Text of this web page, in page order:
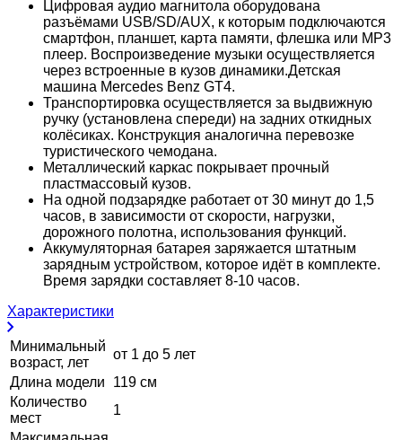
Цифровая аудио магнитола оборудована
разъёмами USB/SD/AUX, к которым подключаются
смартфон, планшет, карта памяти, флешка или МР3
плеер. Воспроизведение музыки осуществляется
через встроенные в кузов динамики.Детская
машина Mercedes Benz GT4.
Транспортировка осуществляется за выдвижную
ручку (установлена спереди) на задних откидных
колёсиках. Конструкция аналогична перевозке
туристического чемодана.
Металлический каркас покрывает прочный
пластмассовый кузов.
На одной подзарядке работает от 30 минут до 1,5
часов, в зависимости от скорости, нагрузки,
дорожного полотна, использования функций.
Аккумуляторная батарея заряжается штатным
зарядным устройством, которое идёт в комплекте.
Время зарядки составляет 8-10 часов.
Характеристики
Минимальный
возраст, лет
от 1 до 5 лет
Длина модели
119 см
Количество
мест
1